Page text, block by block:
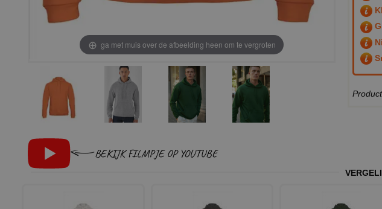
ga met muis over de afbeelding heen om te vergroten
BEKIJK FILMPJE OP YOUTUBE